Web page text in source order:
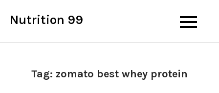
Nutrition 99
Tag: zomato best whey protein